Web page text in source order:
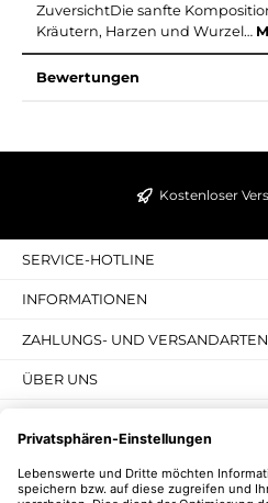
ZuversichtDie sanfte
Kräutern, Harzen und Wurzel…
Bewertungen
Kostenloser
SERVICE-HOTLINE
INFORMATIONEN
ZAHLUNGS- UND VERSANDARTEN
ÜBER UNS
NEWSLETTER